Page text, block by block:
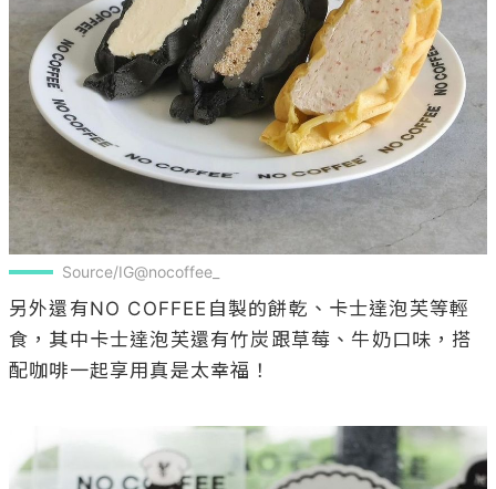
Source/IG@nocoffee_
另外還有NO COFFEE自製的餅乾、卡士達泡芙等輕
食，其中卡士達泡芙還有竹炭跟草莓、牛奶口味，搭
配咖啡一起享用真是太幸福！